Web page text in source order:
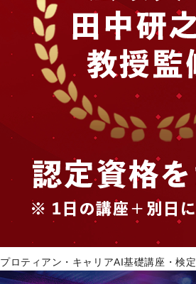
プロティアン・キャリアAI基礎講座・検定